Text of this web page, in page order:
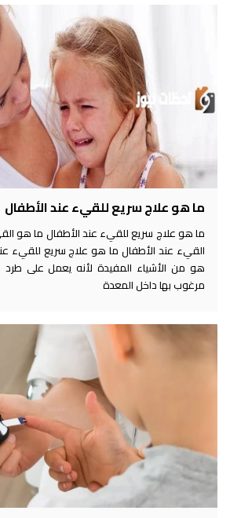
ما هو علاج سريع للقيء عند الأطفال
ما هو علاج سريع للقيء عند الأطفال ما هو
القيء عند الأطفال ما هو علاج سريع للقيء
هو من الأشياء المفيدة لأنه يعمل على طرد
مرغوب بها داخل المعدة